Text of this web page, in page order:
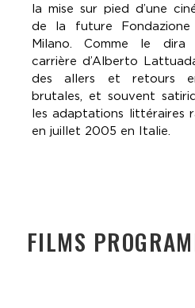
la mise sur pied d’une
de la future
Milano. Comme le dira
carrière d’Alberto
des allers et retours
brutales, et souvent
les adaptations littéraires
en juillet 2005 en Italie.
FILMS